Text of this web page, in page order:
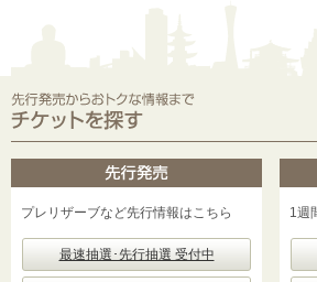
プレリザーブなど先行情報はこちら
最速抽選･先行抽選 受付中
1週